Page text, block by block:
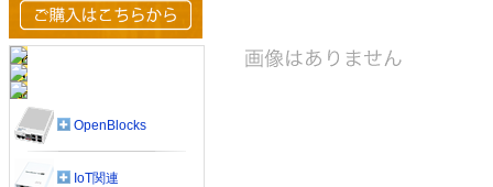
OpenBlocks
IoT関連